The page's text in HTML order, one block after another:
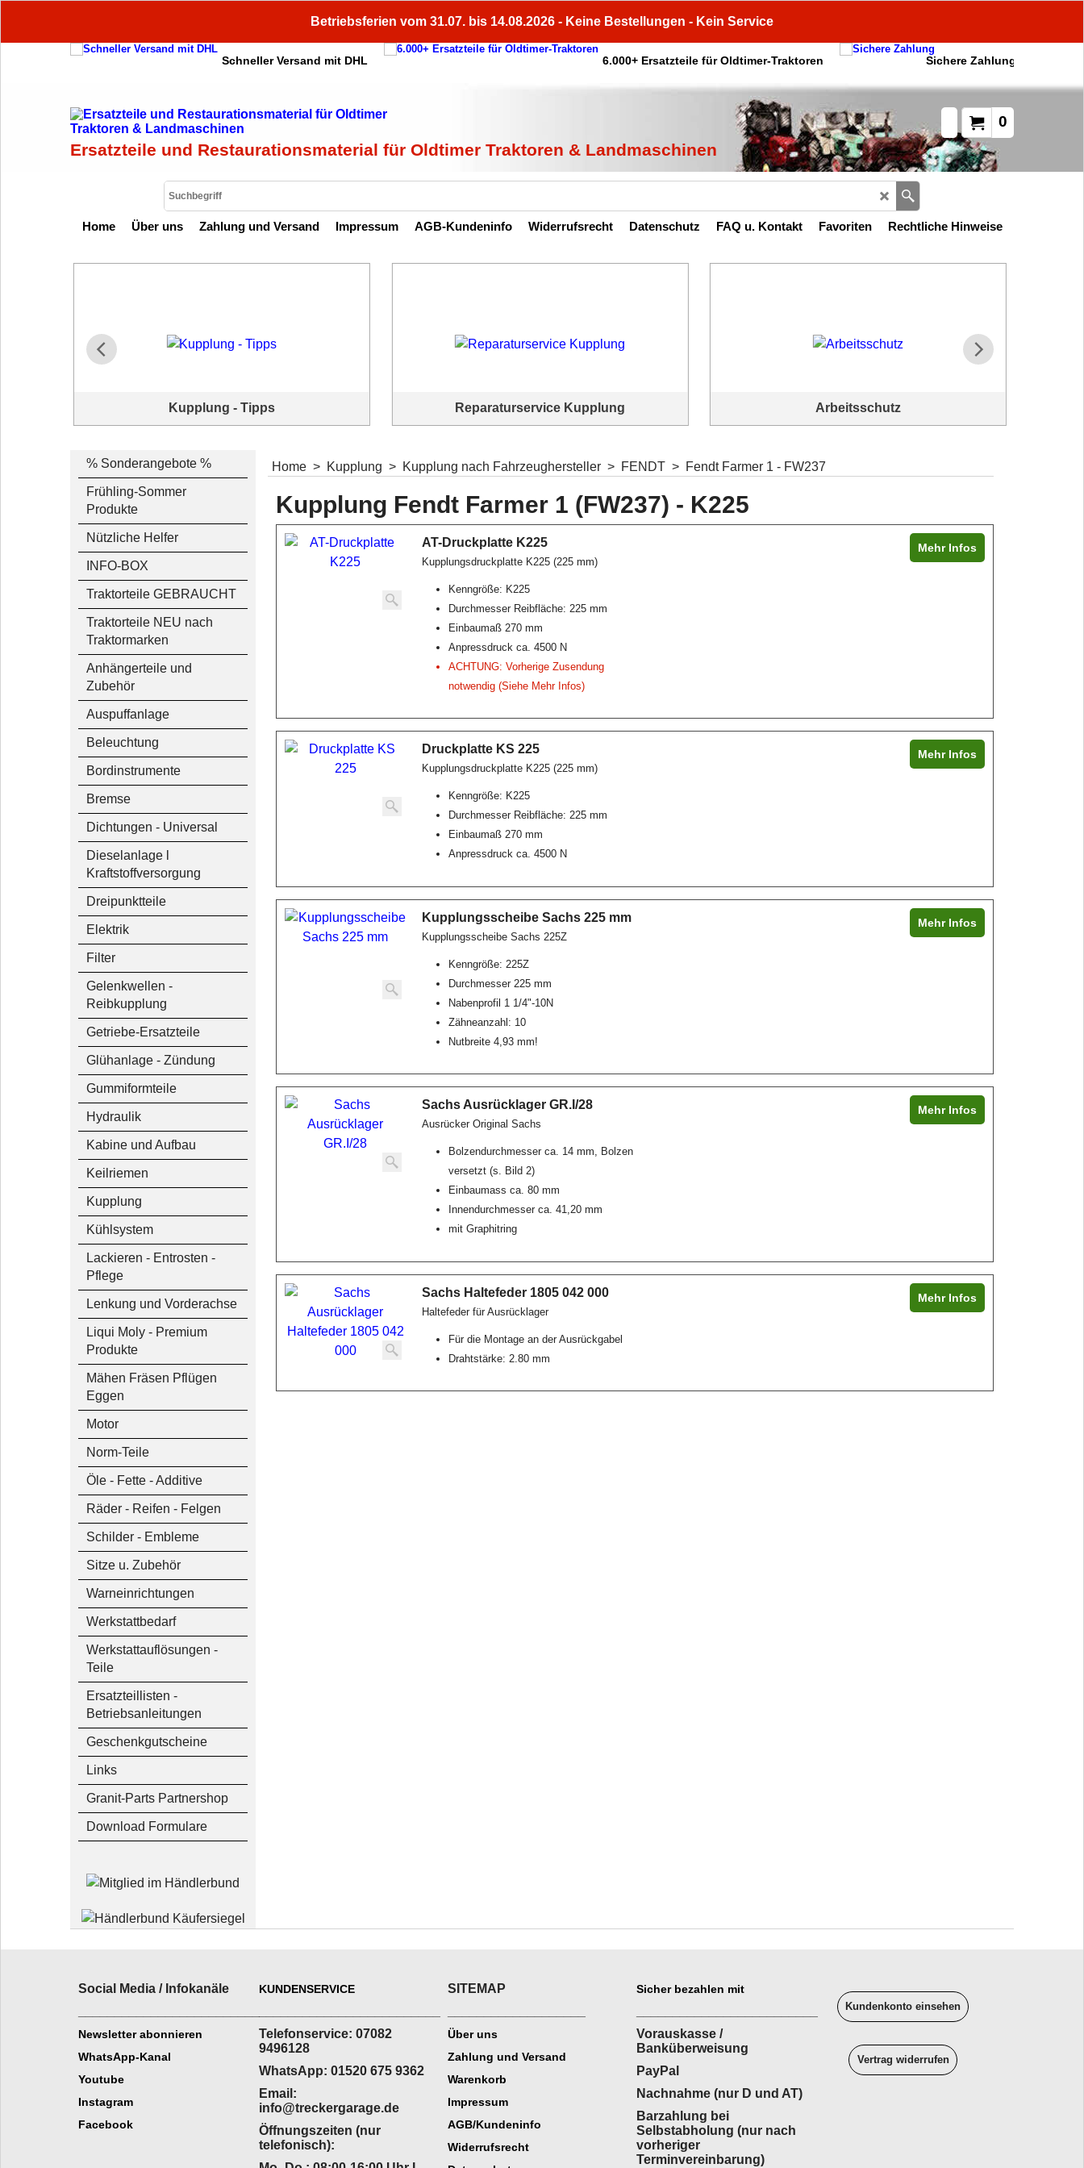
Betriebsferien vom 31.07. bis 14.08.2026 - Keine Bestellungen - Kein Service
Schneller Versand mit DHL 6.000+ Ersatzteile für Oldtimer-Traktoren Sichere Zahlung
0
Ersatzteile und Restaurationsmaterial für Oldtimer Traktoren & Landmaschinen
Home Über uns Zahlung und Versand Impressum AGB-Kundeninfo Widerrufsrecht Datenschutz FAQ u. Kontakt Favoriten Rechtliche Hinweise
Kupplung - Tipps Reparaturservice Kupplung Arbeitsschutz
% Sonderangebote %
Frühling-Sommer
Produkte
Nützliche Helfer
INFO-BOX
Traktorteile GEBRAUCHT
Traktorteile NEU nach
Traktormarken
Anhängerteile und
Zubehör
Auspuffanlage
Beleuchtung
Bordinstrumente
Bremse
Dichtungen - Universal
Dieselanlage l
Kraftstoffversorgung
Dreipunktteile
Elektrik
Filter
Gelenkwellen -
Reibkupplung
Getriebe-Ersatzteile
Glühanlage - Zündung
Gummiformteile
Hydraulik
Kabine und Aufbau
Keilriemen
Kupplung
Kühlsystem
Lackieren - Entrosten -
Pflege
Lenkung und Vorderachse
Liqui Moly - Premium
Produkte
Mähen Fräsen Pflügen
Eggen
Motor
Norm-Teile
Öle - Fette - Additive
Räder - Reifen - Felgen
Schilder - Embleme
Sitze u. Zubehör
Warneinrichtungen
Werkstattbedarf
Werkstattauflösungen -
Teile
Ersatzteillisten -
Betriebsanleitungen
Geschenkgutscheine
Links
Granit-Parts Partnershop
Download Formulare
Home > Kupplung > Kupplung nach Fahrzeughersteller > FENDT > Fendt Farmer 1 - FW237
Kupplung Fendt Farmer 1 (FW237) - K225
AT-Druckplatte K225
Kupplungsdruckplatte K225 (225 mm)
Kenngröße: K225
Durchmesser Reibfläche: 225 mm
Einbaumaß 270 mm
Anpressdruck ca. 4500 N
ACHTUNG: Vorherige Zusendung
notwendig (Siehe Mehr Infos)
Mehr Infos
Druckplatte KS 225
Kupplungsdruckplatte K225 (225 mm)
Kenngröße: K225
Durchmesser Reibfläche: 225 mm
Einbaumaß 270 mm
Anpressdruck ca. 4500 N
Mehr Infos
Kupplungsscheibe Sachs 225 mm
Kupplungsscheibe Sachs 225Z
Kenngröße: 225Z
Durchmesser 225 mm
Nabenprofil 1 1/4"-10N
Zähneanzahl: 10
Nutbreite 4,93 mm!
Mehr Infos
Sachs Ausrücklager GR.I/28
Ausrücker Original Sachs
Bolzendurchmesser ca. 14 mm, Bolzen
versetzt (s. Bild 2)
Einbaumass ca. 80 mm
Innendurchmesser ca. 41,20 mm
mit Graphitring
Mehr Infos
Sachs Haltefeder 1805 042 000
Haltefeder für Ausrücklager
Für die Montage an der Ausrückgabel
Drahtstärke: 2.80 mm
Mehr Infos
Social Media / Infokanäle
Newsletter abonnieren
WhatsApp-Kanal
Youtube
Instagram
Facebook
KUNDENSERVICE
Telefonservice: 07082
9496128
WhatsApp: 01520 675 9362
Email:
info@treckergarage.de
Öffnungszeiten (nur
telefonisch):
SITEMAP
Über uns
Zahlung und Versand
Warenkorb
Impressum
AGB/Kundeninfo
Widerrufsrecht
Sicher bezahlen mit
Vorauskasse /
Banküberweisung
PayPal
Nachnahme (nur D und AT)
Barzahlung bei
Selbstabholung (nur nach
vorheriger
Terminvereinbarung)
Kundenkonto einsehen
Vertrag widerrufen